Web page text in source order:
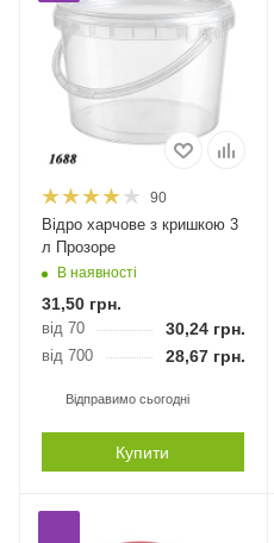
90
Відро харчове з кришкою 3
л Прозоре
В наявності
31,50 грн.
від 70 30,24 грн.
від 700 28,67 грн.
Відправимо сьогодні
Купити